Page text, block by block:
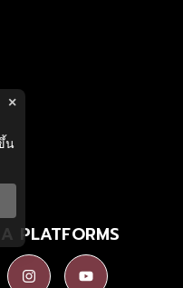
PLATFORMS
×
น